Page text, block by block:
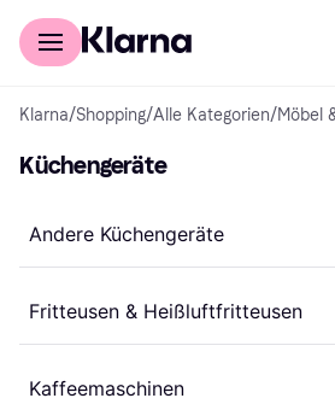
Für Shopper
Klarna/Shopping/Alle Kategorien/Möbel
Küchengeräte
Andere Küchengeräte
Fritteusen & Heißluftfritteusen
Kaffeemaschinen